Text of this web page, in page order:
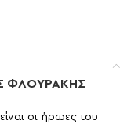
ΦΛΟΥΡΑΚΗΣ
είναι οι ήρωες του